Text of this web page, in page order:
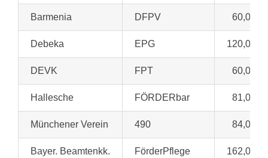
Barmenia DFPV 60,00 €
Debeka EPG 120,00 €
DEVK FPT 60,00 €
Hallesche FÖRDERbar 81,00 €
Münchener Verein 490 84,00 €
Bayer. Beamtenkk. FörderPflege 162,00 €